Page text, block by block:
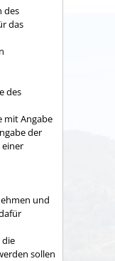
des
das
des
mit Angabe
der
und
die
sollen